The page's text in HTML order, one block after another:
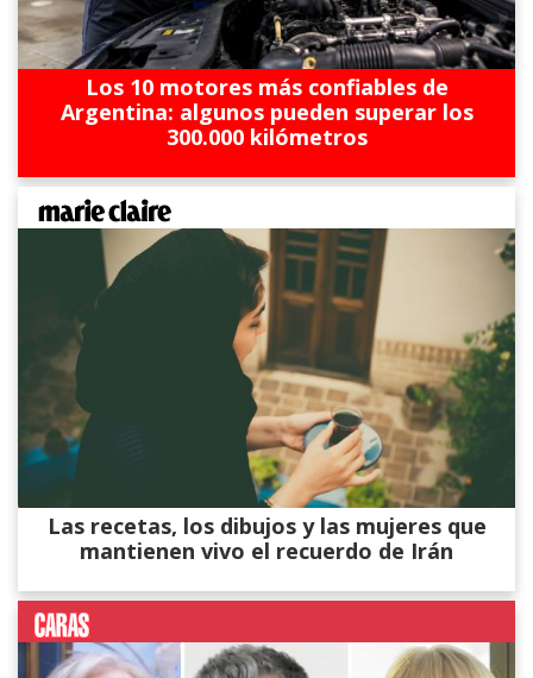
Los 10 motores más confiables de
Argentina: algunos pueden superar los
300.000 kilómetros
Las recetas, los dibujos y las mujeres que
mantienen vivo el recuerdo de Irán